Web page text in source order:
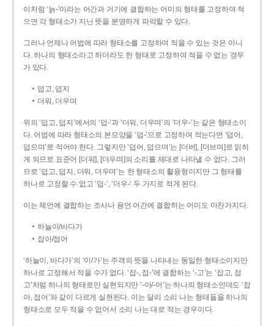
이처럼 ‘늙-­’이라는 어간과 거기에 결합하는 어미의 형태를 고정하여 적
으면 각 형태소가 지닌 뜻을 분명하게 파악할 수 있다.
그러나 언제나 어법에 따라 형태소를 고정하여 적을 수 있는 것은 아니
다. 하나의 형태소라고 하더라도 한 형태로 고정하여 적을 수 없는 경우
가 있다.
덥고, 덥지
더워, 더우며
위의 ‘덥고, 덥지’에서의 ‘덥-­’과 ‘더워, 더우며’의 ‘더우-­’는 같은 형태소이
다. 어법에 따라 형태소의 본모양을 ‘덥-­’으로 고정하여 적는다면 ‘덥어,
덥으며’로 적어야 한다. 그렇지만 ‘덥어, 덥으며’는 [더버], [더브며]로 읽히
게 되므로 표준어 [더워], [더우며]의 소리를 제대로 나타낼 수 없다. 그러
므로 ‘덥고, 덥지, 더워, 더우며’는 한 형태소의 활용형이지만 그 형태를
하나로 고정할 수 없고 ‘덥-’, ‘더우-’ 두 가지로 적게 된다.
이는 체언에 결합하는 조사나 용언 어간에 결합하는 어미도 마찬가지다.
하늘이/바다가
잡아/접어
‘하늘이, 바다가’의 ‘이/가’는 주격의 뜻을 나타내는 동일한 형태소이지만
하나로 고정해서 적을 수가 없다. ‘잡-, 접-’에 결합하는 ‘-고’는 ‘잡고, 접
고’처럼 하나의 형태로만 실현되지만 ‘-아/-어’는 하나의 형태소인데도 ‘잡
아, 접어’와 같이 다르게 실현된다. 이는 달리 소리 나는 형태들을 하나의
형태소로 모두 적을 수 없어서 소리 나는 대로 적는 경우이다.